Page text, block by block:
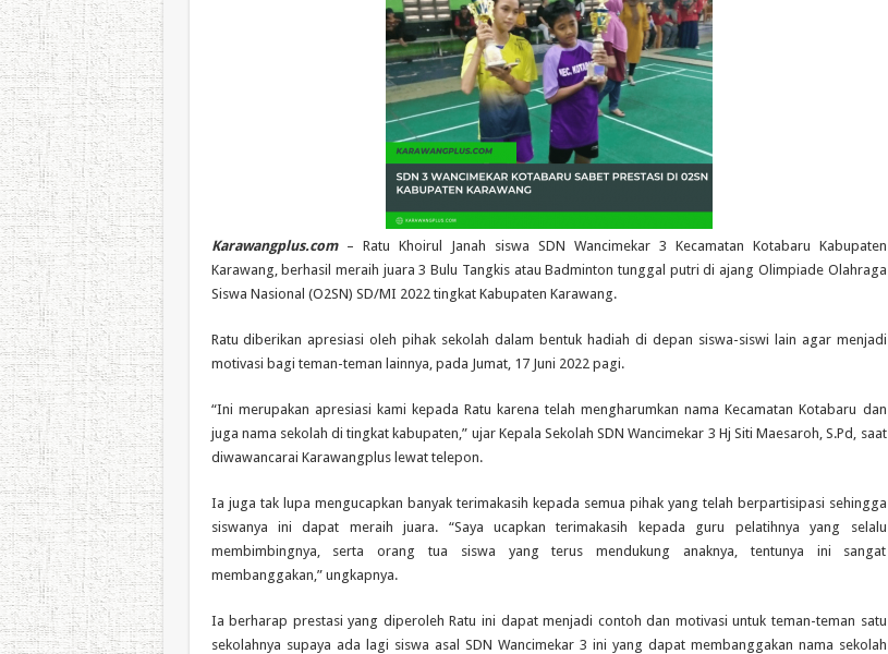
Karawangplus.com– Ratu Khoirul Janah siswa SDN Wancimekar 3 Kecamatan Kotabaru Kabupaten
Karawang, berhasil meraih juara 3 Bulu Tangkis atau Badminton tunggal putri di ajang Olimpiade Olahraga
Siswa Nasional (O2SN) SD/MI 2022 tingkat Kabupaten Karawang.
Ratu diberikan apresiasi oleh pihak sekolah dalam bentuk hadiah di depan siswa-siswi lain agar menjadi
motivasi bagi teman-teman lainnya, pada Jumat, 17 Juni 2022 pagi.
“Ini merupakan apresiasi kami kepada Ratu karena telah mengharumkan nama Kecamatan Kotabaru dan
juga nama sekolah di tingkat kabupaten,” ujar Kepala Sekolah SDN Wancimekar 3 Hj Siti Maesaroh, S.Pd, saat
diwawancarai Karawangplus lewat telepon.
Ia juga tak lupa mengucapkan banyak terimakasih kepada semua pihak yang telah berpartisipasi sehingga
siswanya ini dapat meraih juara. “Saya ucapkan terimakasih kepada guru pelatihnya yang selalu
membimbingnya, serta orang tua siswa yang terus mendukung anaknya, tentunya ini sangat
membanggakan,” ungkapnya.
Ia berharap prestasi yang diperoleh Ratu ini dapat menjadi contoh dan motivasi untuk teman-teman satu
sekolahnya supaya ada lagi siswa asal SDN Wancimekar 3 ini yang dapat membanggakan nama sekolah